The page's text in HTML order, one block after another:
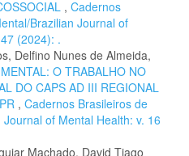
, Cadernos
Brazilian Journal of
(2024): .
Delfino Nunes de Almeida,
O TRABALHO NO
DO CAPS AD III REGIONAL
, Cadernos Brasileiros de
of Mental Health: v. 16
Machado, David Tiago